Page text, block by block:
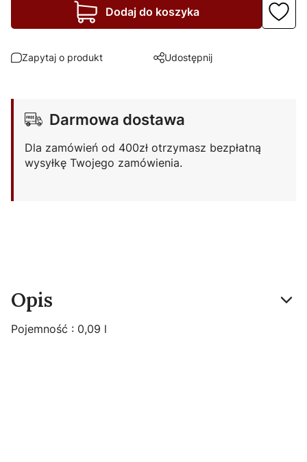
Dodaj do koszyka
Zapytaj o produkt Udostępnij
Darmowa dostawa
Dla zamówień od 400zł otrzymasz bezpłatną
wysyłkę Twojego zamówienia.
Opis
Pojemność : 0,09 l